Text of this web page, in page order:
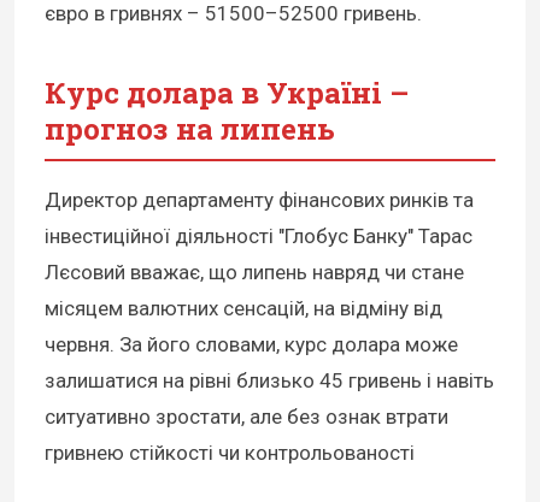
євро в гривнях – 51500–52500 гривень.
Курс долара в Україні –
прогноз на липень
Директор департаменту фінансових ринків та
інвестиційної діяльності "Глобус Банку" Тарас
Лєсовий вважає, що липень навряд чи стане
місяцем валютних сенсацій, на відміну від
червня. За його словами, курс долара може
залишатися на рівні близько 45 гривень і навіть
ситуативно зростати, але без ознак втрати
гривнею стійкості чи контрольованості